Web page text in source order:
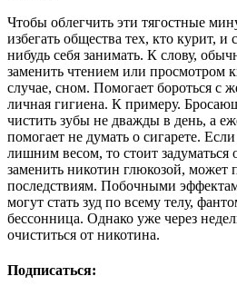
Чтобы облегчить эти тягостные
избегать общества тех, кто курит, и
нибудь себя занимать. К слову,
заменить чтением или просмотром
случае, сном. Помогает бороться с
личная гигиена. К примеру.
чистить зубы не дважды в день, а
помогает не думать о сигарете.
лишним весом, то стоит задуматься
заменить никотин глюкозой, может
последствиям. Побочными
могут стать зуд по всему телу,
бессонница. Однако уже через
очиститься от никотина.
Подписаться: